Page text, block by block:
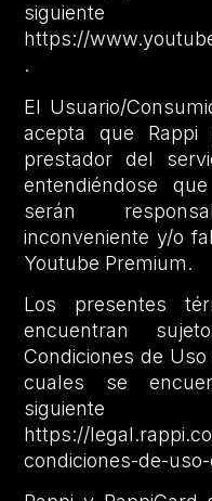
https://
.
El Usuario/
acepta que
prestador del
entendiéndose
serán
inconveniente y/o
Youtube Premium.
Los presentes
encuentran
Condiciones de
cuales se
https://
condiciones-de-